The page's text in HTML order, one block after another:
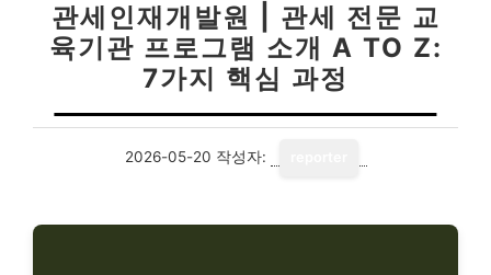
관세인재개발원 | 관세 전문 교
육기관 프로그램 소개 A TO Z:
7가지 핵심 과정
2026-05-20 작성자: